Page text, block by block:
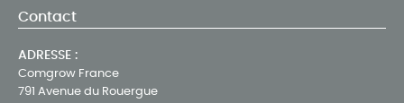
Contact
ADRESSE :
Comgrow France
791 Avenue du Rouergue